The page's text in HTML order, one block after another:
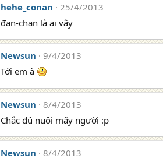
n
:
hehe_conan
25/4/2013
đan-chan là ai vậy
Newsun
9/4/2013
Tới em à
Newsun
8/4/2013
Chắc đủ nuôi mấy người :p
Newsun
8/4/2013